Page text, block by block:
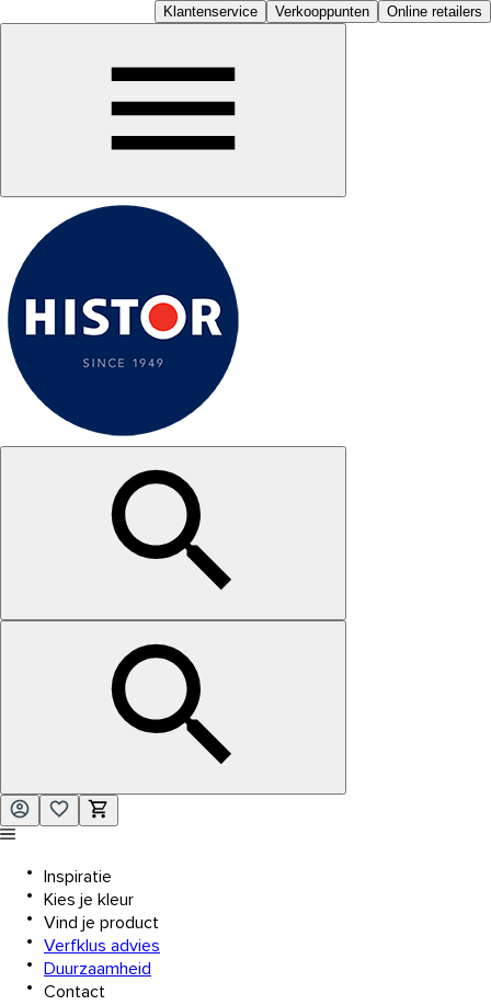
Klantenservice Verkooppunten Online retailers
Inspiratie
Kies je kleur
Vind je product
Verfklus advies
Duurzaamheid
Contact